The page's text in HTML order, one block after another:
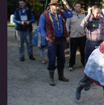
VIDLÁCKÝ VÍCEBOJ 2023 -
OTEVÍRACÍ DOBA
VIDLÁCKÝ VÍCEBOJ 2020 -
DRBNY 4/2020